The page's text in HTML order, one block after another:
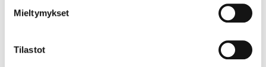
Mieltymykset
Tilastot